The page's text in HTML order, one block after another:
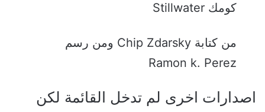
كومك Stillwater
من كتابة Chip Zdarsky ومن رسم
Ramon k. Perez
اصدارات اخرى لم تدخل القائمة لكن